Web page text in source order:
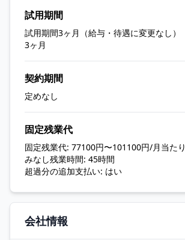
試用期間
試用期間3ヶ月（給与・待遇に変更なし）
3ヶ月
契約期間
定めなし
固定残業代
固定残業代: 77100円〜101100円/月当たり
みなし残業時間: 45時間
超過分の追加支払い: はい
会社情報